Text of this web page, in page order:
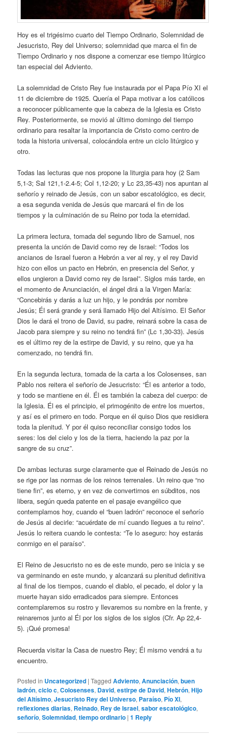
Hoy es el trigésimo cuarto del Tiempo Ordinario, Solemnidad de
Jesucristo, Rey del Universo; solemnidad que marca el fin de
Tiempo Ordinario y nos dispone a comenzar ese tiempo litúrgico
tan especial del Adviento.
La solemnidad de Cristo Rey fue instaurada por el Papa Pío XI el
11 de diciembre de 1925. Quería el Papa motivar a los católicos
a reconocer públicamente que la cabeza de la Iglesia es Cristo
Rey. Posteriormente, se movió al último domingo del tiempo
ordinario para resaltar la importancia de Cristo como centro de
toda la historia universal, colocándola entre un ciclo litúrgico y
otro.
Todas las lecturas que nos propone la liturgia para hoy (2 Sam
5,1-3; Sal 121,1-2.4-5; Col 1,12-20; y Lc 23,35-43) nos apuntan al
señorío y reinado de Jesús, con un sabor escatológico, es decir,
a esa segunda venida de Jesús que marcará el fin de los
tiempos y la culminación de su Reino por toda la eternidad.
La primera lectura, tomada del segundo libro de Samuel, nos
presenta la unción de David como rey de Israel: “Todos los
ancianos de Israel fueron a Hebrón a ver al rey, y el rey David
hizo con ellos un pacto en Hebrón, en presencia del Señor, y
ellos ungieron a David como rey de Israel”. Siglos más tarde, en
el momento de Anunciación, el ángel dirá a la Virgen María:
“Concebirás y darás a luz un hijo, y le pondrás por nombre
Jesús; Él será grande y será llamado Hijo del Altísimo. El Señor
Dios le dará el trono de David, su padre, reinará sobre la casa de
Jacob para siempre y su reino no tendrá fin” (Lc 1,30-33). Jesús
es el último rey de la estirpe de David, y su reino, que ya ha
comenzado, no tendrá fin.
En la segunda lectura, tomada de la carta a los Colosenses, san
Pablo nos reitera el señorío de Jesucristo: “Él es anterior a todo,
y todo se mantiene en él. Él es también la cabeza del cuerpo: de
la Iglesia. Él es el principio, el primogénito de entre los muertos,
y así es el primero en todo. Porque en él quiso Dios que residiera
toda la plenitud. Y por él quiso reconciliar consigo todos los
seres: los del cielo y los de la tierra, haciendo la paz por la
sangre de su cruz”.
De ambas lecturas surge claramente que el Reinado de Jesús no
se rige por las normas de los reinos terrenales. Un reino que “no
tiene fin”, es eterno, y en vez de convertirnos en súbditos, nos
libera, según queda patente en el pasaje evangélico que
contemplamos hoy, cuando el “buen ladrón” reconoce el señorío
de Jesús al decirle: “acuérdate de mí cuando llegues a tu reino”.
Jesús lo reitera cuando le contesta: “Te lo aseguro: hoy estarás
conmigo en el paraíso”.
El Reino de Jesucristo no es de este mundo, pero se inicia y se
va germinando en este mundo, y alcanzará su plenitud definitiva
al final de los tiempos, cuando el diablo, el pecado, el dolor y la
muerte hayan sido erradicados para siempre. Entonces
contemplaremos su rostro y llevaremos su nombre en la frente, y
reinaremos junto al Él por los siglos de los siglos (Cfr. Ap 22,4-
5). ¡Qué promesa!
Recuerda visitar la Casa de nuestro Rey; Él mismo vendrá a tu
encuentro.
Posted in Uncategorized |Tagged Adviento,Anunciación,buen
ladrón,ciclo c,Colosenses, David,estirpe de David,Hebrón,Hijo
del Altísimo,Jesucristo Rey del Universo, Paraíso, Pío XI,
reflexiones diarias, Reinado, Rey de Israel,sabor escatológico,
señorío,Solemnidad,tiempo ordinario |1 Reply